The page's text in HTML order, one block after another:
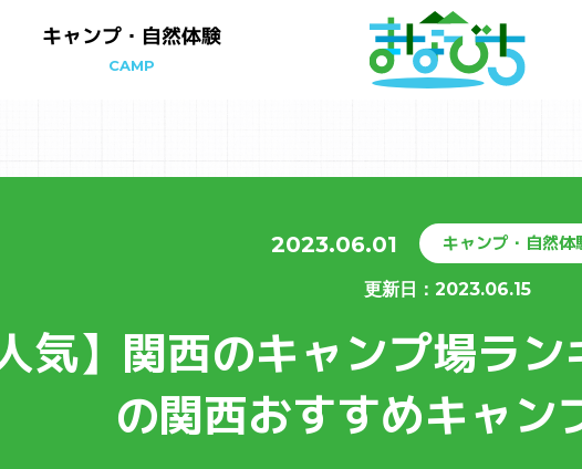
キャンプ・自然体験
CAMP
2023.06.01
更新⽇： 2023.06.15
キャンプ・自然体
人気】関西のキャンプ場ラ
の関西おすすめキャン